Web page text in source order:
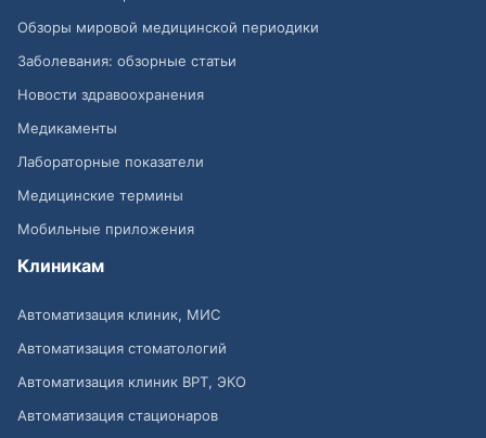
Обзоры мировой медицинской периодики
Заболевания: обзорные статьи
Новости здравоохранения
Медикаменты
Лабораторные показатели
Медицинские термины
Мобильные приложения
Клиникам
Автоматизация клиник, МИС
Автоматизация стоматологий
Автоматизация клиник ВРТ, ЭКО
Автоматизация стационаров